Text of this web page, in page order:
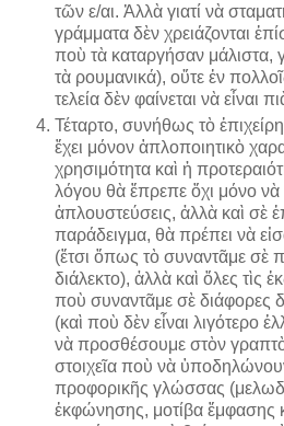
τῶν ε/αι. Ἀλλὰ γιατί νὰ
γράμματα δὲν χρειάζονται
ποὺ τὰ καταργήσαν μάλιστα,
τὰ ρουμανικά), οὔτε ἐν
τελεία δὲν φαίνεται νὰ εἶναι
Τέταρτο, συνήθως τὸ
ἔχει μόνον ἁπλοποιητικὸ
χρησιμότητα καὶ ἡ
λόγου θὰ ἔπρεπε ὄχι μόνο
ἁπλουστεύσεις, ἀλλὰ καὶ σὲ
παράδειγμα, θὰ πρέπει νὰ
(ἔτσι ὅπως τὸ συναντᾶμε σὲ
διάλεκτο), ἀλλὰ καὶ ὅλες
ποὺ συναντᾶμε σὲ διάφορες
(καὶ ποὺ δὲν εἶναι λιγότερο
νὰ προσθέσουμε στὸν
στοιχεῖα ποὺ νὰ
προφορικῆς γλώσσας
ἐκφώνησης, μοτίβα ἔμφασης